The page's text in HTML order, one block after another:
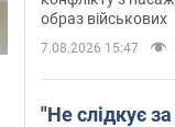
образ військових
7.08.2026 15:47
"Не слідкує за